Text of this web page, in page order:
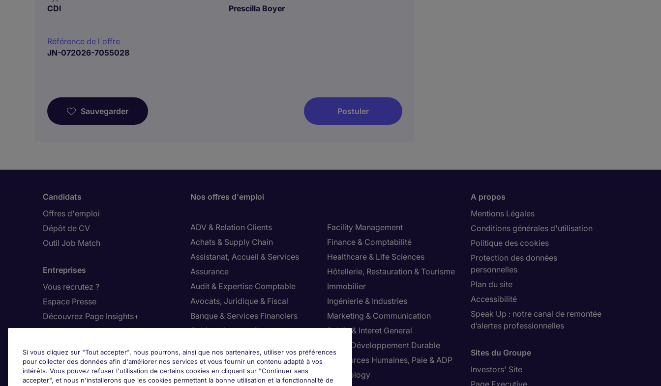
CDI
Prescilla Boyer
Référence de l´offre
JN-072026-7055028
Sauvegarder Postuler
Candidats
Offres d'emploi
Dépôt de CV
Outil Job Match
Entreprises
Vous recrutez ?
Espace Presse
Découvrez Page Insights+
Nos bureaux en France
Nous contacter
Nos offres d'emploi
ADV & Relation Clients
Achats & Supply Chain
Assistanat, Accueil & Services
Assurance
Audit & Expertise Comptable
Avocats, Juridique & Fiscal
Banque & Services Financiers
Cabinet de conseil
Construction
Dirigeants
Facility Management
Finance & Comptabilité
Healthcare & Life Sciences
Hôtellerie, Restauration & Tourisme
Immobilier
Ingénierie & Industries
Marketing & Communication
Public & Interet General
RSE & Développement Durable
Ressources Humaines, Paie & ADP
Technology
A propos
Mentions Légales
Conditions générales d'utilisation
Politique des cookies
Protection des données
personnelles
Plan du site
Accessibilité
Speak Up : notre canal de remontée
d’alertes professionnelles
Sites du Groupe
Investors' Site
Page Executive
Si vous cliquez sur "Tout accepter", nous pourrons, ainsi que nos partenaires, utiliser vos préférences
pour collecter des données afin d'améliorer nos services et vous fournir un contenu adapté à vos
intérêts. Vous pouvez refuser l'utilisation de certains cookies en cliquant sur "Continuer sans
accepter", et nous n'installerons que les cookies permettant la bonne utilisation et la fonctionnalité de